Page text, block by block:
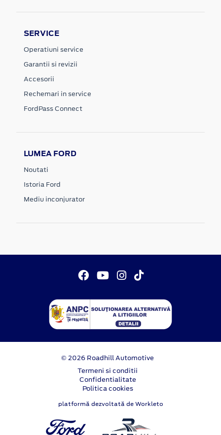
SERVICE
Operatiuni service
Garantii si revizii
Accesorii
Rechemari in service
FordPass Connect
LUMEA FORD
Noutati
Istoria Ford
Mediu inconjurator
© 2026 Roadhill Automotive
Termeni si conditii
Confidentialitate
Politica cookies
platformă dezvoltată de Workleto